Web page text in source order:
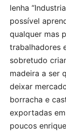
lenha
possível
qualquer mas
trabalhadores
sobretudo
madeira a ser
deixar
borracha e
exportadas
poucos